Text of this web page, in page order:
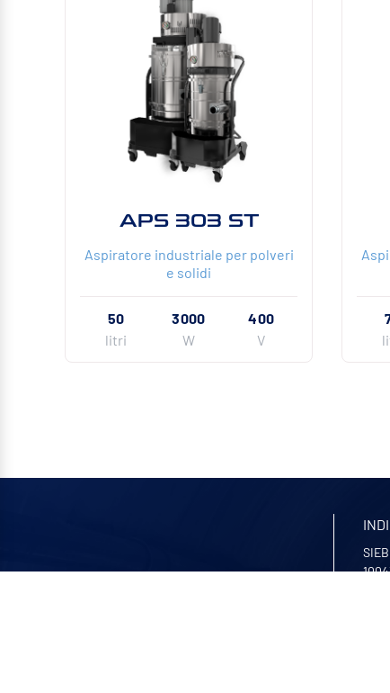
APS 303 ST
Aspiratore industriale per polveri
e solidi
50
litri
3000
W
400
V